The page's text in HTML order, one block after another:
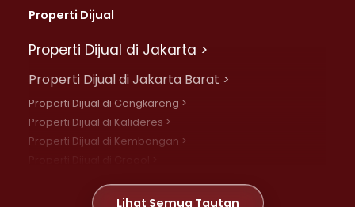
Properti Dijual
Properti Dijual di Jakarta >
Properti Dijual di Jakarta Barat >
Properti Dijual di Cengkareng >
Properti Dijual di Kalideres >
Properti Dijual di Kembangan >
Properti Dijual di Meruya >Lihat Semua Tautan